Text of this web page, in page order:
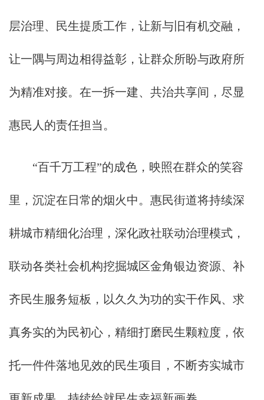
层治理、民生提质工作，让新与旧有机交融，
让一隅与周边相得益彰，让群众所盼与政府所
为精准对接。在一拆一建、共治共享间，尽显
惠民人的责任担当。
“百千万工程”的成色，映照在群众的笑容
里，沉淀在日常的烟火中。惠民街道将持续深
耕城市精细化治理，深化政社联动治理模式，
联动各类社会机构挖掘城区金角银边资源、补
齐民生服务短板，以久久为功的实干作风、求
真务实的为民初心，精细打磨民生颗粒度，依
托一件件落地见效的民生项目，不断夯实城市